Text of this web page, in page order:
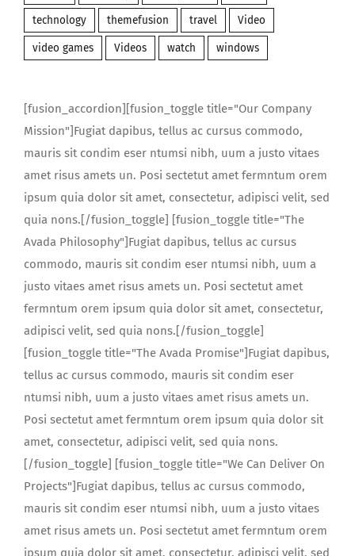
technology themefusion travel Video
video games Videos watch windows
[fusion_accordion][fusion_toggle title="Our Company
Mission"]Fugiat dapibus, tellus ac cursus commodo,
mauris sit condim eser ntumsi nibh, uum a justo vitaes
amet risus amets un. Posi sectetut amet fermntum orem
ipsum quia dolor sit amet, consectetur, adipisci velit, sed
quia nons.[/fusion_toggle] [fusion_toggle title="The
Avada Philosophy"]Fugiat dapibus, tellus ac cursus
commodo, mauris sit condim eser ntumsi nibh, uum a
justo vitaes amet risus amets un. Posi sectetut amet
fermntum orem ipsum quia dolor sit amet, consectetur,
adipisci velit, sed quia nons.[/fusion_toggle]
[fusion_toggle title="The Avada Promise"]Fugiat dapibus,
tellus ac cursus commodo, mauris sit condim eser
ntumsi nibh, uum a justo vitaes amet risus amets un.
Posi sectetut amet fermntum orem ipsum quia dolor sit
amet, consectetur, adipisci velit, sed quia nons.
[/fusion_toggle] [fusion_toggle title="We Can Deliver On
Projects"]Fugiat dapibus, tellus ac cursus commodo,
mauris sit condim eser ntumsi nibh, uum a justo vitaes
amet risus amets un. Posi sectetut amet fermntum orem
ipsum quia dolor sit amet, consectetur, adipisci velit, sed